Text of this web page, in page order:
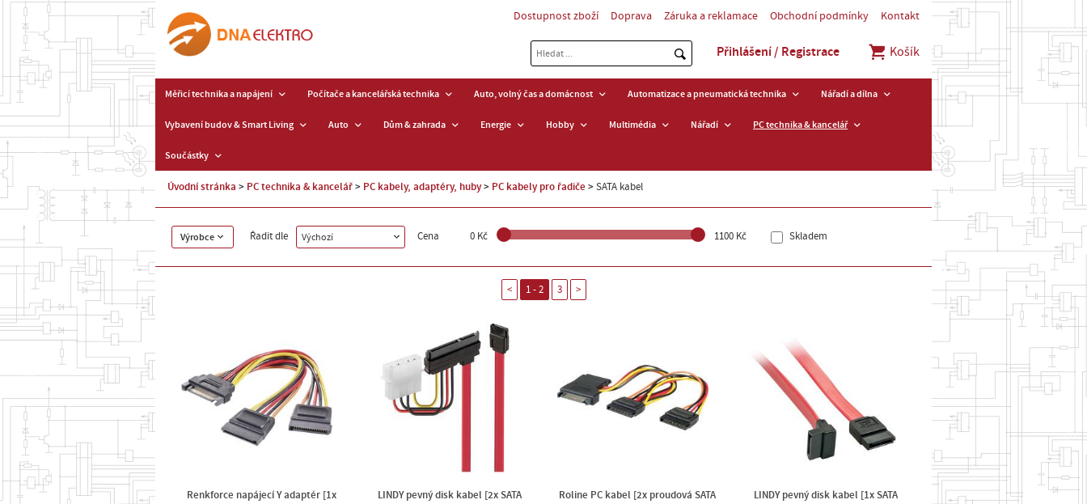
Dostupnost zboží Doprava Záruka a reklamace Obchodní podmínky Kontakt
Přihlášení / Registrace Košík
Měřicí technika a napájení Počítače a kancelářská technika Auto, volný čas a domácnost Automatizace a pneumatická technika Nářadí a dílna
Vybavení budov & Smart Living Auto Dům & zahrada Energie Hobby Multimédia Nářadí PC technika & kancelář
Součástky
Úvodní stránka PC technika & kancelář PC kabely, adaptéry, huby PC kabely pro řadiče SATA kabel
Výrobce Řadit dle Výchozí Cena 0 Kč 1100 Kč Skladem
< 1 - 2 3 >
Renkforce napájecí Y adaptér [1x
LINDY pevný disk kabel [2x SATA
Roline PC kabel [2x proudová SATA
LINDY pevný disk kabel [1x SATA